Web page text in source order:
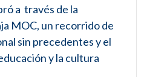
a través de la
MOC, un recorrido de
sin precedentes y el
y la cultura